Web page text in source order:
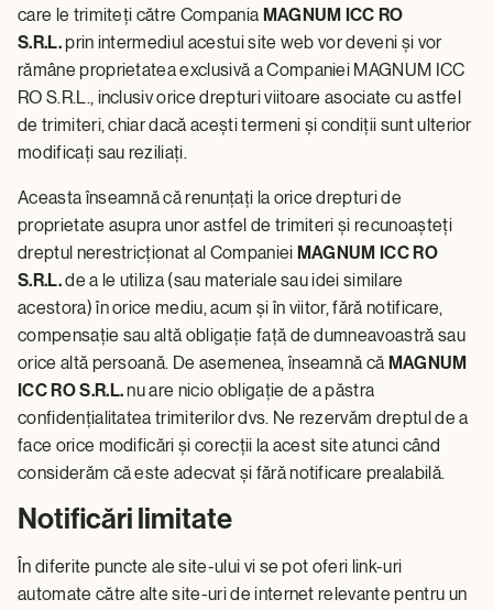
care le trimiteți către Compania MAGNUM ICC RO
S.R.L.prin intermediul acestui site web vor deveni și vor
rămâne proprietatea exclusivă a Companiei MAGNUM ICC
RO S.R.L., inclusiv orice drepturi viitoare asociate cu astfel
de trimiteri, chiar dacă acești termeni și condiții sunt ulterior
modificați sau reziliați.
Aceasta înseamnă că renunțați la orice drepturi de
proprietate asupra unor astfel de trimiteri și recunoașteți
dreptul nerestricționat al Companiei MAGNUM ICC RO
S.R.L.de a le utiliza (sau materiale sau idei similare
acestora) în orice mediu, acum și în viitor, fără notificare,
compensație sau altă obligație față de dumneavoastră sau
orice altă persoană. De asemenea, înseamnă că MAGNUM
ICC RO S.R.L.nu are nicio obligație de a păstra
confidențialitatea trimiterilor dvs. Ne rezervăm dreptul de a
face orice modificări și corecții la acest site atunci când
considerăm că este adecvat și fără notificare prealabilă.
Notificări limitate
În diferite puncte ale site-ului vi se pot oferi link-uri
automate către alte site-uri de internet relevante pentru un